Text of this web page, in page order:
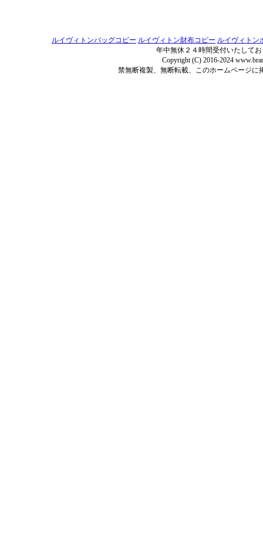
ルイヴィトンバッグコピー ルイヴィトン財布コピー ルイヴィトン
年中無休２４時間受付いたして
Copyright (C) 2016-2024
禁無断複製、無断転載、このホームページ